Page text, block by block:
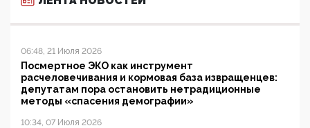
06:48, 21 Июля 2026
Посмертное ЭКО как инструмент
расчеловечивания и кормовая база извращенцев:
депутатам пора остановить нетрадиционные
методы «спасения демографии»
10:34, 07 Июля 2026